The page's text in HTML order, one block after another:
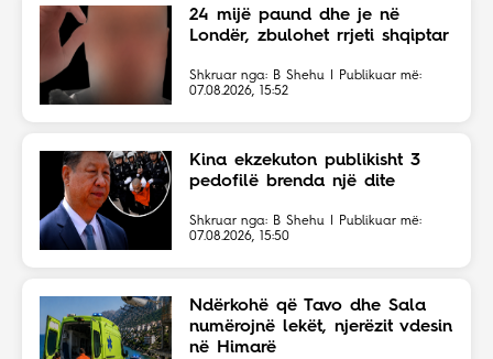
24 mijë paund dhe je në
Londër, zbulohet rrjeti shqiptar
Shkruar nga: B Shehu | Publikuar më:
07.08.2026, 15:52
Kina ekzekuton publikisht 3
pedofilë brenda një dite
Shkruar nga: B Shehu | Publikuar më:
07.08.2026, 15:50
Ndërkohë që Tavo dhe Sala
numërojnë lekët, njerëzit vdesin
në Himarë